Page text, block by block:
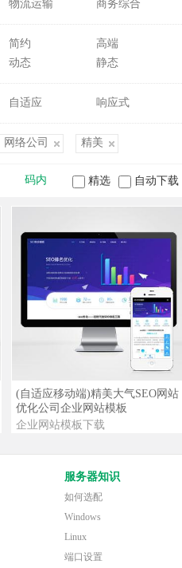
物流运输 商务综合
简约
高端
动态 静态
自适应 响应式
网络公司 精美
码内 精选 自动下载
查看详情 查看演示
(自适应移动端)精美大气SEO网站
优化公司企业网站模板
企业网站模板下载
服务器知识
如何选配
Windows
Linux
端口设置